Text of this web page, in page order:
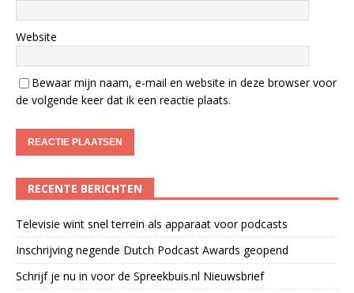
Website
Bewaar mijn naam, e-mail en website in deze browser voor
de volgende keer dat ik een reactie plaats.
RECENTE BERICHTEN
Televisie wint snel terrein als apparaat voor podcasts
Inschrijving negende Dutch Podcast Awards geopend
Schrijf je nu in voor de Spreekbuis.nl Nieuwsbrief